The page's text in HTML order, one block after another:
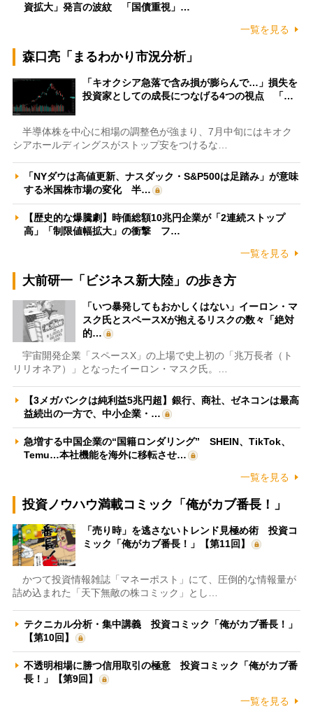
資拡大」発言の波紋 「国債重視」…
一覧を見る
森口亮「まるわかり市況分析」
「キオクシア急落で含み損が膨らんで…」損失を
投資家としての成長につなげる4つの視点 「…
半導体株を中心に相場の調整色が強まり、7月中旬にはキオク
シアホールディングスがストップ安をつけるな…
「NYダウは高値更新、ナスダック・S&P500は足踏み」が意味
する米国株市場の変化 半…
【歴史的な爆騰劇】時価総額10兆円企業が「2連続ストップ
高」「制限値幅拡大」の衝撃 フ…
一覧を見る
大前研一「ビジネス新大陸」の歩き方
「いつ暴発してもおかしくはない」イーロン・マ
スク氏とスペースXが抱えるリスクの数々「絶対
的…
宇宙開発企業「スペースX」の上場で史上初の「兆万長者（ト
リリオネア）」となったイーロン・マスク氏。…
【3メガバンクは純利益5兆円超】銀行、商社、ゼネコンは最高
益続出の一方で、中小企業・…
急増する中国企業の“国籍ロンダリング” SHEIN、TikTok、
Temu…本社機能を海外に移転させ…
一覧を見る
投資ノウハウ満載コミック「俺がカブ番長！」
「売り時」を逃さないトレンド見極め術 投資コ
ミック「俺がカブ番長！」【第11回】
かつて投資情報雑誌「マネーポスト」にて、圧倒的な情報量が
詰め込まれた「天下無敵の株コミック」とし…
テクニカル分析・集中講義 投資コミック「俺がカブ番長！」
【第10回】
不透明相場に勝つ信用取引の極意 投資コミック「俺がカブ番
長！」【第9回】
一覧を見る